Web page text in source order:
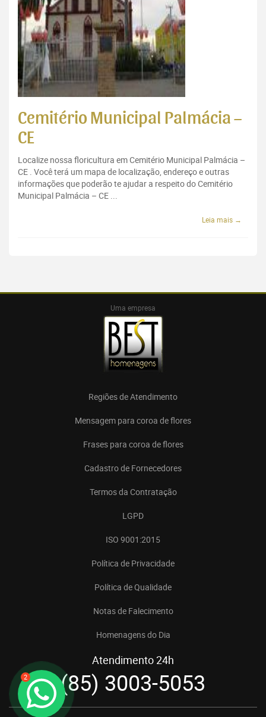
2
Cemitério Municipal Palmácia –
CE
Localize nossa floricultura em Cemitério Municipal Palmácia –
CE . Você terá um mapa de localização, endereço e outras
informações que poderão te ajudar a respeito do Cemitério
Municipal Palmácia – CE ...
Leia mais →
Uma empresa
Regiões de Atendimento
Mensagem para coroa de flores
Frases para coroa de flores
Cadastro de Fornecedores
Termos da Contratação
LGPD
ISO 9001:2015
Política de Privacidade
Política de Qualidade
Notas de Falecimento
Homenagens do Dia
Atendimento 24h
(85) 3003-5053